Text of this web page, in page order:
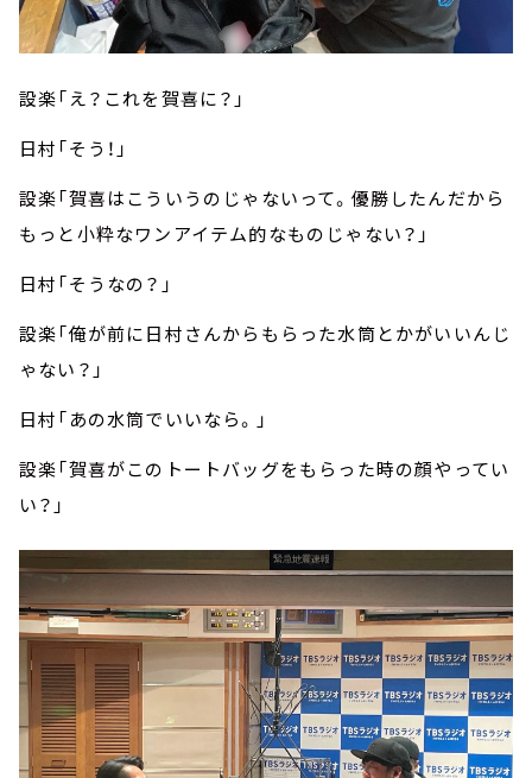
設楽「え？これを賀喜に？」
日村「そう！」
設楽「賀喜はこういうのじゃないって。優勝したんだから
もっと小粋なワンアイテム的なものじゃない？」
日村「そうなの？」
設楽「俺が前に日村さんからもらった水筒とかがいいんじ
ゃない？」
日村「あの水筒でいいなら。」
設楽「賀喜がこのトートバッグをもらった時の顔やってい
い？」